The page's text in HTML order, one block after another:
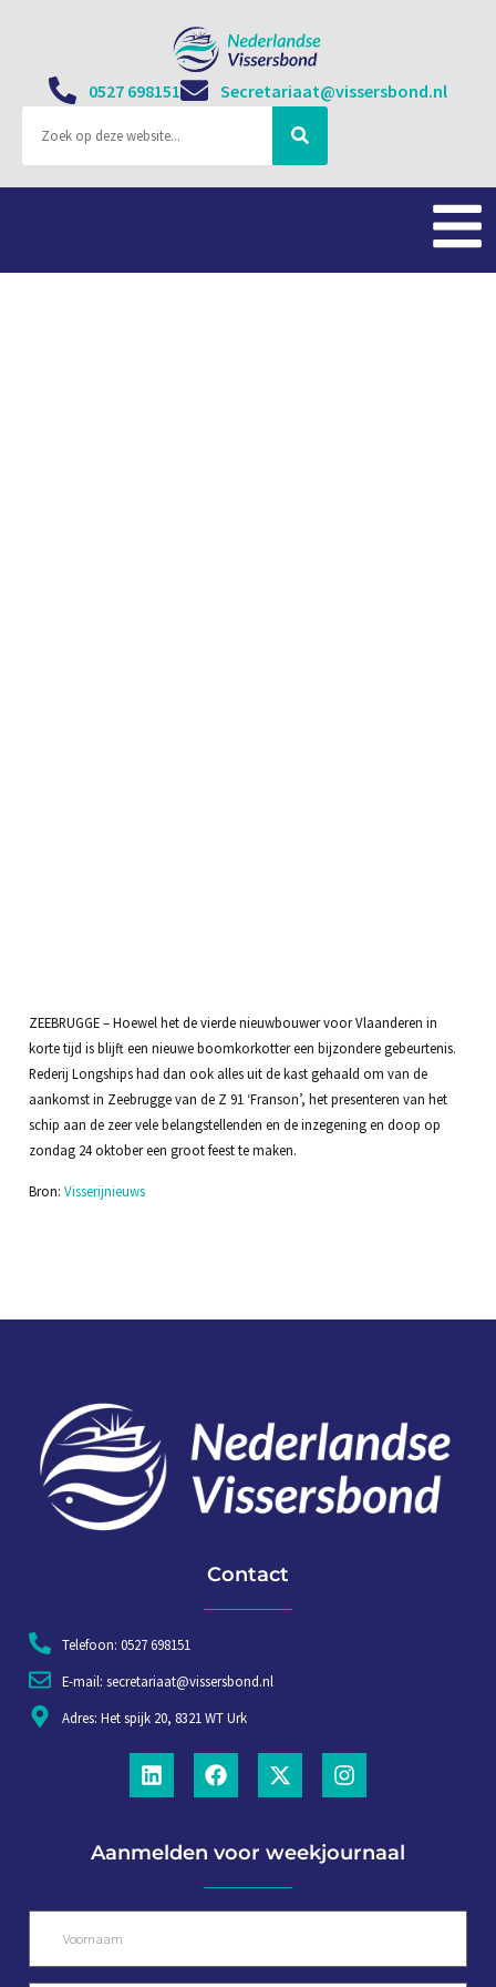
0527 698151 Secretariaat@vissersbond.nl
ZEEBRUGGE – Hoewel het de vierde nieuwbouwer voor Vlaanderen in
korte tijd is blijft een nieuwe boomkorkotter een bijzondere gebeurtenis.
Rederij Longships had dan ook alles uit de kast gehaald om van de
aankomst in Zeebrugge van de Z 91 ‘Franson’, het presenteren van het
schip aan de zeer vele belangstellenden en de inzegening en doop op
zondag 24 oktober een groot feest te maken.
Bron: Visserijnieuws
Contact
Telefoon: 0527 698151
E-mail: secretariaat@vissersbond.nl
Adres: Het spijk 20, 8321 WT Urk
Aanmelden voor weekjournaal